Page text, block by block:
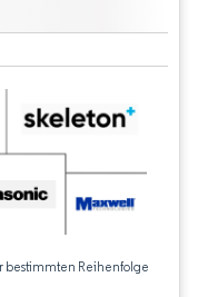
bestimmten Reihenfolge